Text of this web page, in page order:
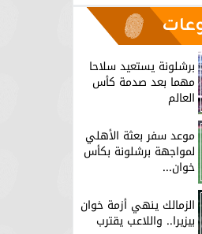
برشلونة يستعيد سلاحا
مهما بعد صدمة كأس
العالم
موعد سفر بعثة الأهلي
لمواجهة برشلونة بكأس
خوان...
الزمالك ينهي أزمة خوان
بيزيرا.. واللاعب يقترب